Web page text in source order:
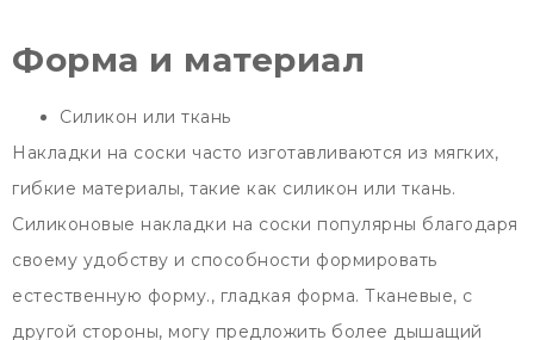
Форма и материал
Силикон или ткань
Накладки на соски часто изготавливаются из мягких,
гибкие материалы, такие как силикон или ткань.
Силиконовые накладки на соски популярны благодаря
своему удобству и способности формировать
естественную форму., гладкая форма. Тканевые, с
другой стороны, могу предложить более дышащий